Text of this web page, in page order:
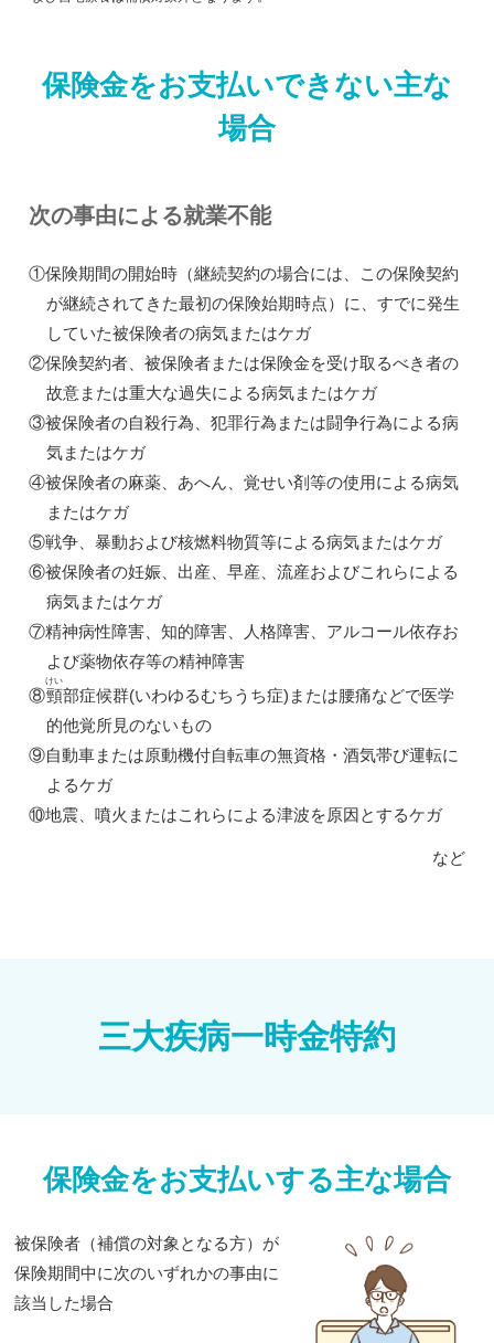
保険金をお支払いできない主な
場合
次の事由による就業不能
①保険期間の開始時（継続契約の場合には、この保険契約
が継続されてきた最初の保険始期時点）に、すでに発生
していた被保険者の病気またはケガ
②保険契約者、被保険者または保険金を受け取るべき者の
故意または重大な過失による病気またはケガ
③被保険者の自殺行為、犯罪行為または闘争行為による病
気またはケガ
④被保険者の麻薬、あへん、覚せい剤等の使用による病気
またはケガ
⑤戦争、暴動および核燃料物質等による病気またはケガ
⑥被保険者の妊娠、出産、早産、流産およびこれらによる
病気またはケガ
⑦精神病性障害、知的障害、人格障害、アルコール依存お
よび薬物依存等の精神障害
⑧頸
けい
部症候群(いわゆるむちうち症)または腰痛などで医学
的他覚所見のないもの
⑨自動車または原動機付自転車の無資格・酒気帯び運転に
よるケガ
⑩地震、噴火またはこれらによる津波を原因とするケガ
など
三大疾病一時金特約
保険金をお支払いする主な場合
被保険者（補償の対象となる方）が
保険期間中に次のいずれかの事由に
該当した場合